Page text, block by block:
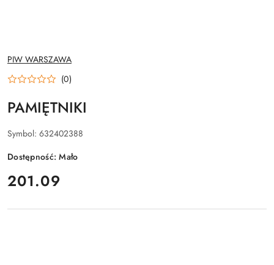
NAZWA
PRODUCENTA:
PIW WARSZAWA
(0)
PAMIĘTNIKI
Symbol: 632402388
Dostępność:Mało
cena:
201.09